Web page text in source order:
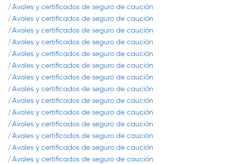
Avales y certificados de seguro de caución
Avales y certificados de seguro de caución
Avales y certificados de seguro de caución
Avales y certificados de seguro de caución
Avales y certificados de seguro de caución
Avales y certificados de seguro de caución
Avales y certificados de seguro de caución
Avales y certificados de seguro de caución
Avales y certificados de seguro de caución
Avales y certificados de seguro de caución
Avales y certificados de seguro de caución
Avales y certificados de seguro de caución
Avales y certificados de seguro de caución
Avales y certificados de seguro de caución